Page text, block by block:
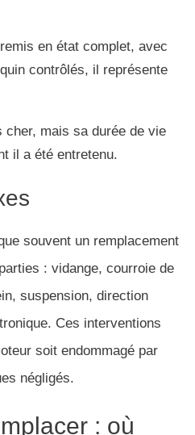
en état complet, avec
contrôlés, il représente
cher, mais sa durée de vie
il a été entretenu.
souvent un remplacement
: vidange, courroie de
suspension, direction
Ces interventions
soit endommagé par
négligés.
: où